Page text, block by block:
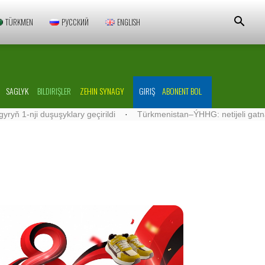
TÜRKMEN РУССКИЙ ENGLISH
SAGLYK BILDIRIŞLER ZEHIN SYNAGY GIRIŞ ABONENT BOL
geçirildi · Türkmenistan–ÝHHG: netijeli gatnaşyklar